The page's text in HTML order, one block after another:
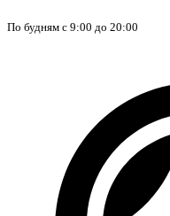
По будням с 9:00 до 20:00